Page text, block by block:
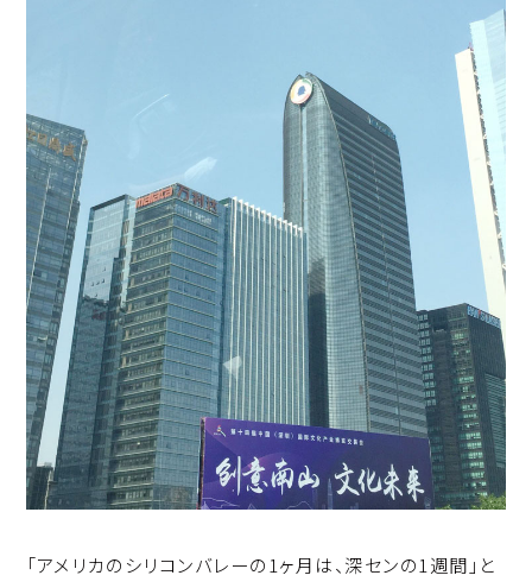
「アメリカのシリコンバレーの1ヶ月は、深センの1週間」と